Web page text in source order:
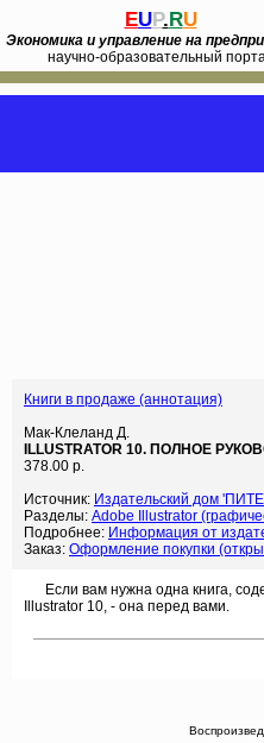
EUP.RU
Экономика и управление на
научно-образовательный
Книги в продаже (аннотация)
Мак-Клеланд Д.
ILLUSTRATOR 10. ПОЛНОЕ
378.00 р.
Источник: Издательский дом
Разделы: Adobe Illustrator
Подробнее: Информация от
Заказ: Оформление покупки
Если вам нужна одна книга,
Illustrator 10, - она перед вами.